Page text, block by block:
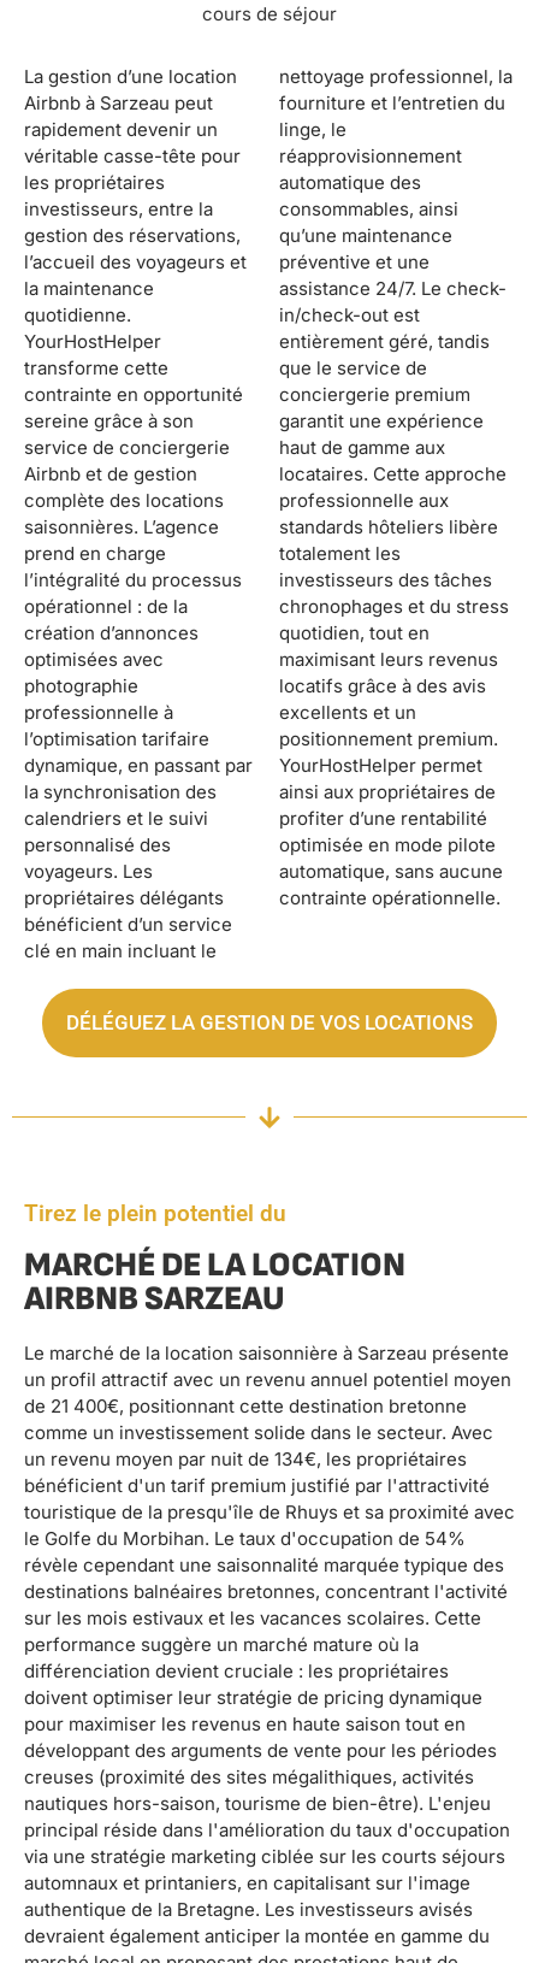
cours de séjour
La gestion d’une location
Airbnb à Sarzeau peut
rapidement devenir un
véritable casse-tête pour
les propriétaires
investisseurs, entre la
gestion des réservations,
l’accueil des voyageurs et
la maintenance
quotidienne.
YourHostHelper
transforme cette
contrainte en opportunité
sereine grâce à son
service de conciergerie
Airbnb et de gestion
complète des locations
saisonnières. L’agence
prend en charge
l’intégralité du processus
opérationnel : de la
création d’annonces
optimisées avec
photographie
professionnelle à
l’optimisation tarifaire
dynamique, en passant par
la synchronisation des
calendriers et le suivi
personnalisé des
voyageurs. Les
propriétaires délégants
bénéficient d’un service
clé en main incluant le
nettoyage professionnel, la
fourniture et l’entretien du
linge, le
réapprovisionnement
automatique des
consommables, ainsi
qu’une maintenance
préventive et une
assistance 24/7. Le check-
in/check-out est
entièrement géré, tandis
que le service de
conciergerie premium
garantit une expérience
haut de gamme aux
locataires. Cette approche
professionnelle aux
standards hôteliers libère
totalement les
investisseurs des tâches
chronophages et du stress
quotidien, tout en
maximisant leurs revenus
locatifs grâce à des avis
excellents et un
positionnement premium.
YourHostHelper permet
ainsi aux propriétaires de
profiter d’une rentabilité
optimisée en mode pilote
automatique, sans aucune
contrainte opérationnelle.
DÉLÉGUEZ LA GESTION DE VOS LOCATIONS
Tirez le plein potentiel du
MARCHÉ DE LA LOCATION
AIRBNB SARZEAU
Le marché de la location saisonnière à Sarzeau présente
un profil attractif avec un revenu annuel potentiel moyen
de 21 400€, positionnant cette destination bretonne
comme un investissement solide dans le secteur. Avec
un revenu moyen par nuit de 134€, les propriétaires
bénéficient d'un tarif premium justifié par l'attractivité
touristique de la presqu'île de Rhuys et sa proximité avec
le Golfe du Morbihan. Le taux d'occupation de 54%
révèle cependant une saisonnalité marquée typique des
destinations balnéaires bretonnes, concentrant l'activité
sur les mois estivaux et les vacances scolaires. Cette
performance suggère un marché mature où la
différenciation devient cruciale : les propriétaires
doivent optimiser leur stratégie de pricing dynamique
pour maximiser les revenus en haute saison tout en
développant des arguments de vente pour les périodes
creuses (proximité des sites mégalithiques, activités
nautiques hors-saison, tourisme de bien-être). L'enjeu
principal réside dans l'amélioration du taux d'occupation
via une stratégie marketing ciblée sur les courts séjours
automnaux et printaniers, en capitalisant sur l'image
authentique de la Bretagne. Les investisseurs avisés
devraient également anticiper la montée en gamme du